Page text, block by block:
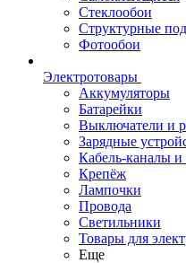
Стеклообои
Структурные
Фотообои
Электротовары
Аккумуляторы
Батарейки
Выключатели и
Зарядные
Кабель-каналы и
Крепёж
Лампочки
Провода
Светильники
Товары для
Еще